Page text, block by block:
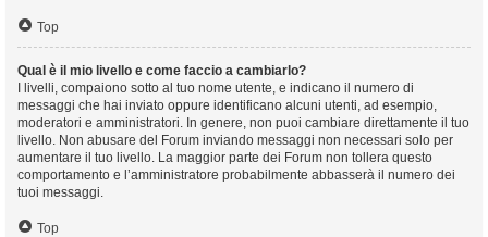
Top
Qual è il mio livello e come faccio a cambiarlo?
I livelli, compaiono sotto al tuo nome utente, e indicano il numero di
messaggi che hai inviato oppure identificano alcuni utenti, ad esempio,
moderatori e amministratori. In genere, non puoi cambiare direttamente il tuo
livello. Non abusare del Forum inviando messaggi non necessari solo per
aumentare il tuo livello. La maggior parte dei Forum non tollera questo
comportamento e l’amministratore probabilmente abbasserà il numero dei
tuoi messaggi.
Top